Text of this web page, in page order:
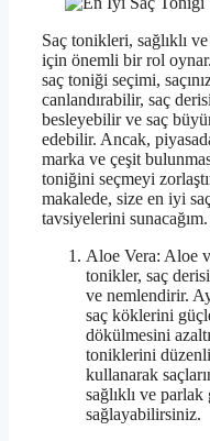
Saç tonikleri, sağlıklı
için önemli bir rol
saç toniği seçimi,
canlandırabilir, saç
besleyebilir ve saç
edebilir. Ancak,
marka ve çeşit
toniğini seçmeyi
makalede, size en iyi
tavsiyelerini sunacağım.
Aloe Vera: Aloe
tonikler, saç
ve nemlendirir.
saç köklerini
dökülmesini
toniklerini
kullanarak
sağlıklı ve
sağlayabilirsiniz.